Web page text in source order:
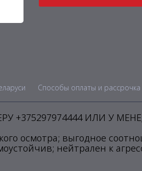
Способы оплаты и рассрочка
ИЛИ У
осмотра; выгодное
нейтрален к